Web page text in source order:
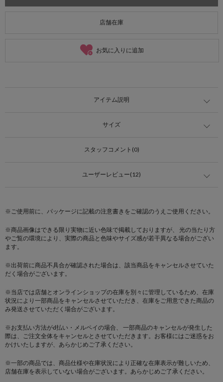
店舗在庫
お気に入りに追加
アイテム説明
サイズ
スタッフコメント(0)
ユーザーレビュー(12)
※ご使用前に、パッケージに記載の注意書きをご確認のうえご使用ください。
※商品画像はできる限り実物に近い色味で掲載しておりますが、 光の当たり方
やご覧の環境により、実際の商品と色味やサイズ感が若干異なる場合がござい
ます。
※出荷前に商品不具合が確認された場合は、該当商品をキャンセルさせていた
だく場合がございます。
※当店では店舗とオンラインショップの在庫を別々に管理しているため、在庫
状況により一部商品をキャンセルさせていただき、在庫をご用意できた商品の
み発送させていただく場合がございます。
※お支払い方法がd払い・メルペイの場合、 一部商品のキャンセルが発生した
際は、ご注文全体をキャンセルとさせていただきます。お客様にはご迷惑をお
かけいたしますが、あらかじめご了承ください。
※一部の商品では、商品仕様や在庫状況により正確な在庫表示が難しいため、
店舗在庫を表示していない場合がございます。あらかじめご了承ください。